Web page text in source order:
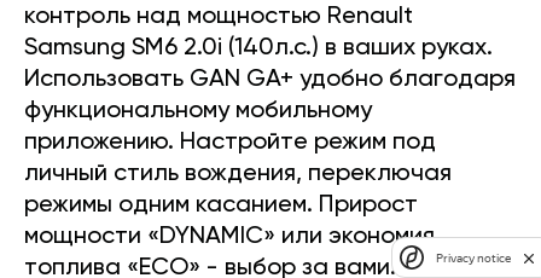
контроль над мощностью Renault
Samsung SM6 2.0i (140л.с.) в ваших руках.
Использовать GAN GA+ удобно благодаря
функциональному мобильному
приложению. Настройте режим под
личный стиль вождения, переключая
режимы одним касанием. Прирост
мощности «DYNAMIC» или экономия
топлива «ECO» - выбор за вами.
Privacy notice